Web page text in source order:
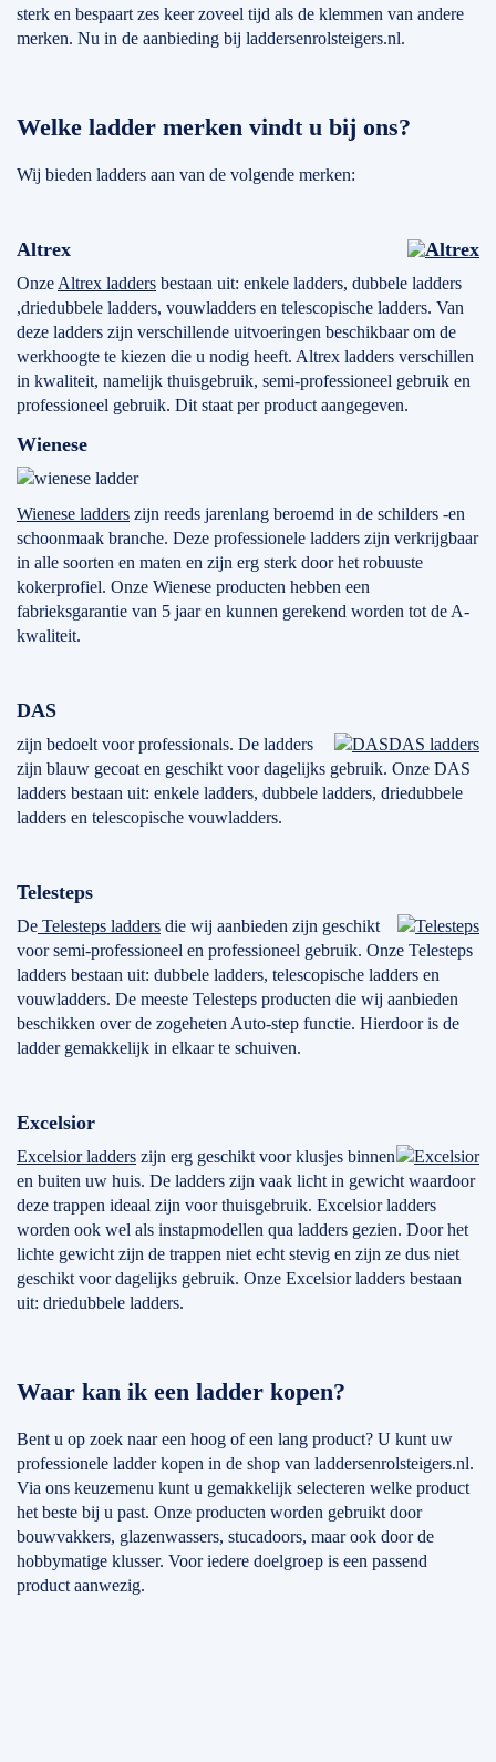
sterk en bespaart zes keer zoveel tijd als de klemmen van andere
merken. Nu in de aanbieding bij laddersenrolsteigers.nl.
Welke ladder merken vindt u bij ons?
Wij bieden ladders aan van de volgende merken:
Altrex
Onze Altrex ladders bestaan uit: enkele ladders, dubbele ladders
,driedubbele ladders, vouwladders en telescopische ladders. Van
deze ladders zijn verschillende uitvoeringen beschikbaar om de
werkhoogte te kiezen die u nodig heeft. Altrex ladders verschillen
in kwaliteit, namelijk thuisgebruik, semi-professioneel gebruik en
professioneel gebruik. Dit staat per product aangegeven.
Wienese
Wienese ladders zijn reeds jarenlang beroemd in de schilders -en
schoonmaak branche. Deze professionele ladders zijn verkrijgbaar
in alle soorten en maten en zijn erg sterk door het robuuste
kokerprofiel. Onze Wienese producten hebben een
fabrieksgarantie van 5 jaar en kunnen gerekend worden tot de A-
kwaliteit.
DAS
DAS ladders
zijn bedoelt voor professionals. De ladders
zijn blauw gecoat en geschikt voor dagelijks gebruik. Onze DAS
ladders bestaan uit: enkele ladders, dubbele ladders, driedubbele
ladders en telescopische vouwladders.
Telesteps
De Telesteps ladders die wij aanbieden zijn geschikt
voor semi-professioneel en professioneel gebruik. Onze Telesteps
ladders bestaan uit: dubbele ladders, telescopische ladders en
vouwladders. De meeste Telesteps producten die wij aanbieden
beschikken over de zogeheten Auto-step functie. Hierdoor is de
ladder gemakkelijk in elkaar te schuiven.
Excelsior
Excelsior ladders zijn erg geschikt voor klusjes binnen
en buiten uw huis. De ladders zijn vaak licht in gewicht waardoor
deze trappen ideaal zijn voor thuisgebruik. Excelsior ladders
worden ook wel als instapmodellen qua ladders gezien. Door het
lichte gewicht zijn de trappen niet echt stevig en zijn ze dus niet
geschikt voor dagelijks gebruik. Onze Excelsior ladders bestaan
uit: driedubbele ladders.
Waar kan ik een ladder kopen?
Bent u op zoek naar een hoog of een lang product? U kunt uw
professionele ladder kopen in de shop van laddersenrolsteigers.nl.
Via ons keuzemenu kunt u gemakkelijk selecteren welke product
het beste bij u past. Onze producten worden gebruikt door
bouwvakkers, glazenwassers, stucadoors, maar ook door de
hobbymatige klusser. Voor iedere doelgroep is een passend
product aanwezig.